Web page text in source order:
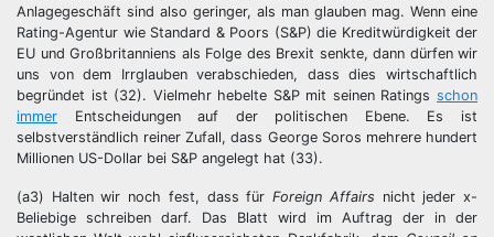
Anlagegeschäft sind also geringer, als man glauben mag. Wenn eine
Rating-Agentur wie Standard & Poors (S&P) die Kreditwürdigkeit der
EU und Großbritanniens als Folge des Brexit senkte, dann dürfen wir
uns von dem Irrglauben verabschieden, dass dies wirtschaftlich
begründet ist (32). Vielmehr hebelte S&P mit seinen Ratings schon
immer Entscheidungen auf der politischen Ebene. Es ist
selbstverständlich reiner Zufall, dass George Soros mehrere hundert
Millionen US-Dollar bei S&P angelegt hat (33).
(a3) Halten wir noch fest, dass fürForeign Affairs nicht jeder x-
Beliebige schreiben darf. Das Blatt wird im Auftrag der in der